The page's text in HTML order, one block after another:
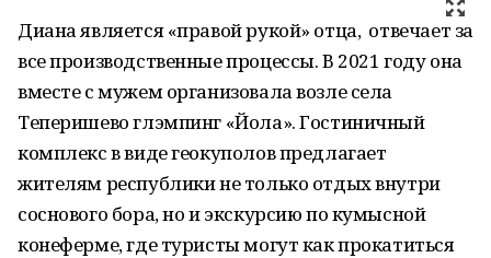
Диана является «правой рукой» отца, отвечает за
все производственные процессы. В 2021 году она
вместе с мужем организовала возле села
Теперишево глэмпинг «Йола». Гостиничный
комплекс в виде геокуполов предлагает
жителям республики не только отдых внутри
соснового бора, но и экскурсию по кумысной
конеферме, где туристы могут как прокатиться